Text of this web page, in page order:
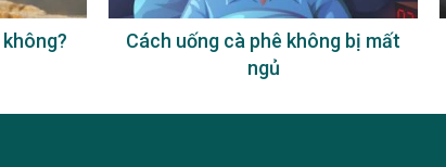
Cách uống cà phê không bị mất
ngủ